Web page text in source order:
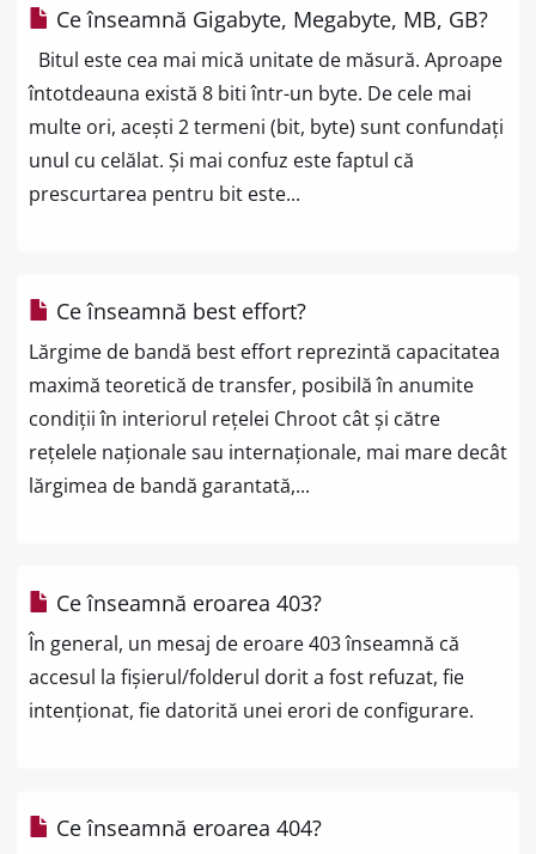
Ce înseamnă Gigabyte, Megabyte, MB, GB?
Bitul este cea mai mică unitate de măsură. Aproape
întotdeauna există 8 biti într-un byte. De cele mai
multe ori, acești 2 termeni (bit, byte) sunt confundați
unul cu celălat. Și mai confuz este faptul că
prescurtarea pentru bit este...
Ce înseamnă best effort?
Lărgime de bandă best effort reprezintă capacitatea
maximă teoretică de transfer, posibilă în anumite
condiții în interiorul rețelei Chroot cât și către
rețelele naționale sau internaționale, mai mare decât
lărgimea de bandă garantată,...
Ce înseamnă eroarea 403?
În general, un mesaj de eroare 403 înseamnă că
accesul la fișierul/folderul dorit a fost refuzat, fie
intenționat, fie datorită unei erori de configurare.
Ce înseamnă eroarea 404?